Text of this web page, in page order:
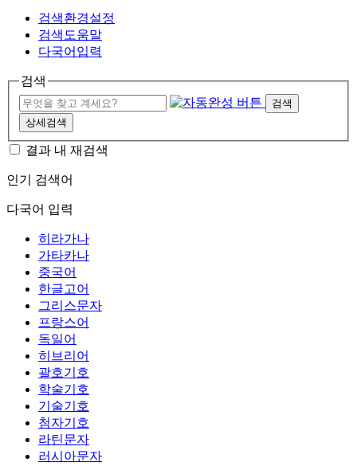
검색환경설정
검색도움말
다국어입력
검색
검색
상세검색
결과 내 재검색
인기 검색어
다국어 입력
히라가나
가타카나
중국어
한글고어
그리스문자
프랑스어
독일어
히브리어
괄호기호
학술기호
기술기호
첨자기호
라틴문자
러시아문자